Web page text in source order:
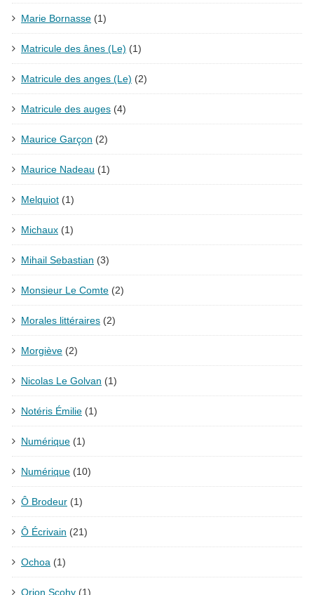
Marie Bornasse (1)
Matricule des ânes (Le) (1)
Matricule des anges (Le) (2)
Matricule des auges (4)
Maurice Garçon (2)
Maurice Nadeau (1)
Melquiot (1)
Michaux (1)
Mihail Sebastian (3)
Monsieur Le Comte (2)
Morales littéraires (2)
Morgiève (2)
Nicolas Le Golvan (1)
Notéris Émilie (1)
Numérique (1)
Numérique (10)
Ô Brodeur (1)
Ô Écrivain (21)
Ochoa (1)
Orion Scohy (1)